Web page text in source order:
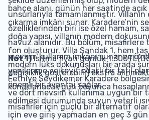
unsurlarıyla tamamlanmıştır.
özelliklerinden biri ise özel hamam,
havuz alanıdır. Bu bölüm,
mevsim kullanım imkânı sunar ve
yenilenme ve keyif odaklı bir tatil
önemli bir avantaj sağlar.
bahçe alanı, günün her saatinde açık
çıkarma imkânı sunar. Karadere’nin
doğa yapısı, villanın modern
fon oluşturur. Villa Sandak 1, hem
modern lüks dokunuşları bir arada
Fethiye Seydikemer Karadere
ve dört mevsim kullanıma uygun bir
misafirler için güçlü bir alternatif
Not 1)Isıtma fiyatı günlük
değişiklik gösterebilir) ekstra
konaklanacak gün boyunca
edilmesi durumunda suyun yeterli
için eve giriş yapmadan en geç 3